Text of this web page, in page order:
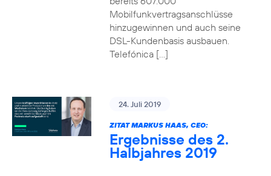
Mobilfunkvertragsanschlüsse
hinzugewinnen und auch seine
DSL-Kundenbasis ausbauen.
Telefónica […]
24. Juli 2019
ZITAT MARKUS HAAS, CEO:
Ergebnisse des 2.
Halbjahres 2019